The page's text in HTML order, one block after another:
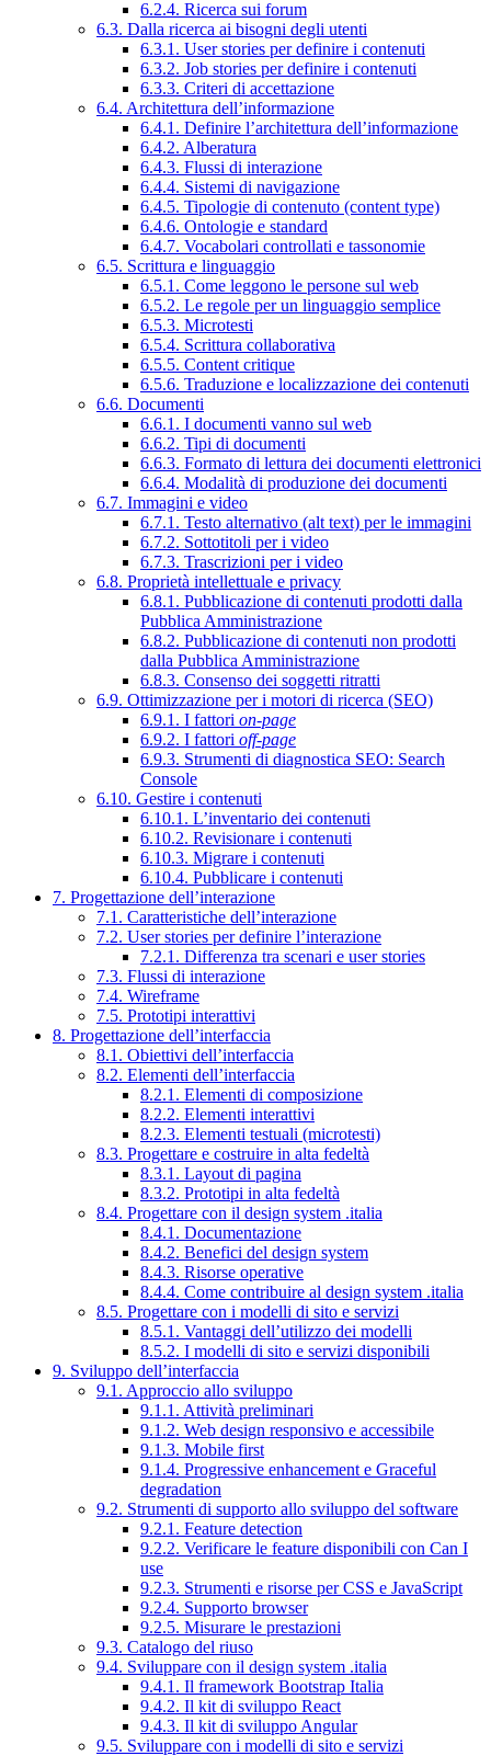
6.2.4. Ricerca sui forum
6.3. Dalla ricerca ai bisogni degli utenti
6.3.1. User stories per definire i contenuti
6.3.2. Job stories per definire i contenuti
6.3.3. Criteri di accettazione
6.4. Architettura dell’informazione
6.4.1. Definire l’architettura dell’informazione
6.4.2. Alberatura
6.4.3. Flussi di interazione
6.4.4. Sistemi di navigazione
6.4.5. Tipologie di contenuto (content type)
6.4.6. Ontologie e standard
6.4.7. Vocabolari controllati e tassonomie
6.5. Scrittura e linguaggio
6.5.1. Come leggono le persone sul web
6.5.2. Le regole per un linguaggio semplice
6.5.3. Microtesti
6.5.4. Scrittura collaborativa
6.5.5. Content critique
6.5.6. Traduzione e localizzazione dei contenuti
6.6. Documenti
6.6.1. I documenti vanno sul web
6.6.2. Tipi di documenti
6.6.3. Formato di lettura dei documenti elettronici
6.6.4. Modalità di produzione dei documenti
6.7. Immagini e video
6.7.1. Testo alternativo (alt text) per le immagini
6.7.2. Sottotitoli per i video
6.7.3. Trascrizioni per i video
6.8. Proprietà intellettuale e privacy
6.8.1. Pubblicazione di contenuti prodotti dalla
Pubblica Amministrazione
6.8.2. Pubblicazione di contenuti non prodotti
dalla Pubblica Amministrazione
6.8.3. Consenso dei soggetti ritratti
6.9. Ottimizzazione per i motori di ricerca (SEO)
6.9.1. I fattori on-page
6.9.2. I fattori off-page
6.9.3. Strumenti di diagnostica SEO: Search
Console
6.10. Gestire i contenuti
6.10.1. L’inventario dei contenuti
6.10.2. Revisionare i contenuti
6.10.3. Migrare i contenuti
6.10.4. Pubblicare i contenuti
7. Progettazione dell’interazione
7.1. Caratteristiche dell’interazione
7.2. User stories per definire l’interazione
7.2.1. Differenza tra scenari e user stories
7.3. Flussi di interazione
7.4. Wireframe
7.5. Prototipi interattivi
8. Progettazione dell’interfaccia
8.1. Obiettivi dell’interfaccia
8.2. Elementi dell’interfaccia
8.2.1. Elementi di composizione
8.2.2. Elementi interattivi
8.2.3. Elementi testuali (microtesti)
8.3. Progettare e costruire in alta fedeltà
8.3.1. Layout di pagina
8.3.2. Prototipi in alta fedeltà
8.4. Progettare con il design system .italia
8.4.1. Documentazione
8.4.2. Benefici del design system
8.4.3. Risorse operative
8.4.4. Come contribuire al design system .italia
8.5. Progettare con i modelli di sito e servizi
8.5.1. Vantaggi dell’utilizzo dei modelli
8.5.2. I modelli di sito e servizi disponibili
9. Sviluppo dell’interfaccia
9.1. Approccio allo sviluppo
9.1.1. Attività preliminari
9.1.2. Web design responsivo e accessibile
9.1.3. Mobile first
9.1.4. Progressive enhancement e Graceful
degradation
9.2. Strumenti di supporto allo sviluppo del software
9.2.1. Feature detection
9.2.2. Verificare le feature disponibili con Can I
use
9.2.3. Strumenti e risorse per CSS e JavaScript
9.2.4. Supporto browser
9.2.5. Misurare le prestazioni
9.3. Catalogo del riuso
9.4. Sviluppare con il design system .italia
9.4.1. Il framework Bootstrap Italia
9.4.2. Il kit di sviluppo React
9.4.3. Il kit di sviluppo Angular
9.5. Sviluppare con i modelli di sito e servizi